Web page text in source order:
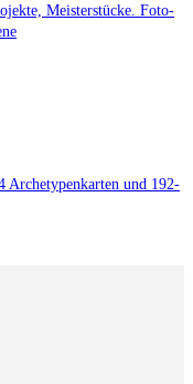
Meisterstücke. Foto-
Archetypenkarten und 192-